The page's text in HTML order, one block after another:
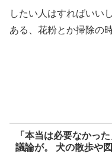
したい人はすればいい
ある、花粉とか掃除の
「本当は必要なかっ
議論が。 犬の散歩や